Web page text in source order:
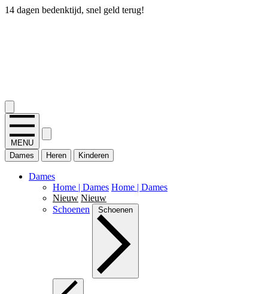
14 dagen bedenktijd, snel geld terug!
MENU
Dames
Heren Kinderen
Dames
Home | Dames Home | Dames
Nieuw Nieuw
Schoenen
Schoenen